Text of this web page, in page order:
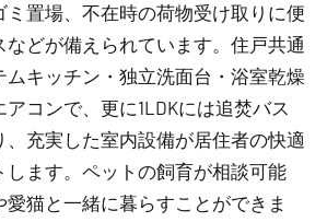
ミ置場、不在時の荷物受け取りに便
どが備えられています。住戸共通
ムキッチン・独立洗面台・浴室乾燥
コンで、更に1LDKには追焚バス
、充実した室内設備が居住者の快適
します。ペットの飼育が相談可能
猫と一緒に暮らすことができま